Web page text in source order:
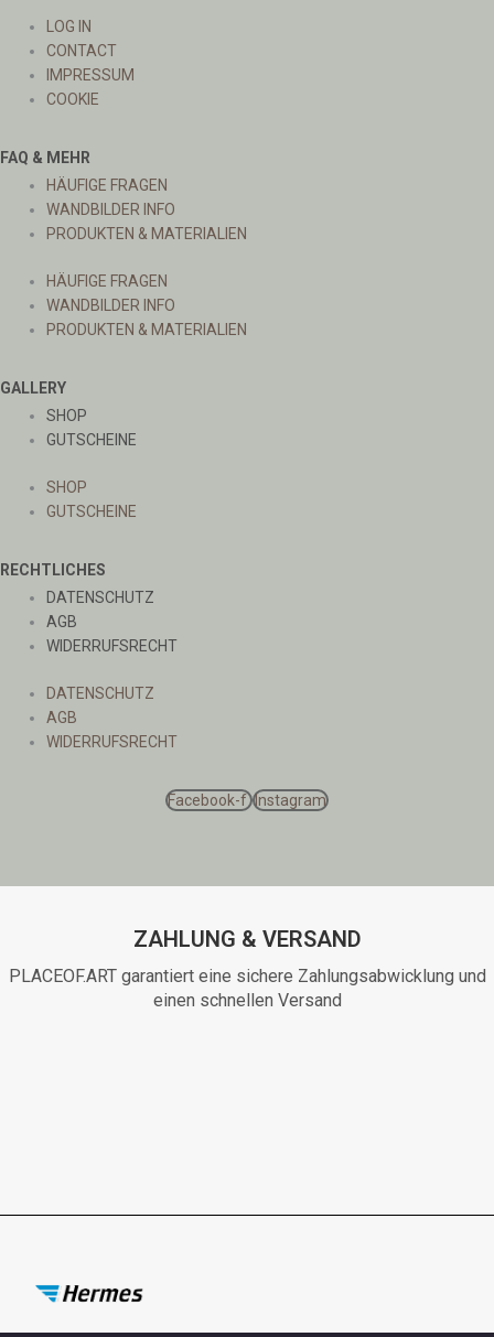
LOG IN
CONTACT
IMPRESSUM
COOKIE
FAQ & MEHR
HÄUFIGE FRAGEN
WANDBILDER INFO
PRODUKTEN & MATERIALIEN
HÄUFIGE FRAGEN
WANDBILDER INFO
PRODUKTEN & MATERIALIEN
GALLERY
SHOP
GUTSCHEINE
SHOP
GUTSCHEINE
RECHTLICHES
DATENSCHUTZ
AGB
WIDERRUFSRECHT
DATENSCHUTZ
AGB
WIDERRUFSRECHT
Facebook-f Instagram
ZAHLUNG & VERSAND
PLACEOF.ART garantiert eine sichere Zahlungsabwicklung und
einen schnellen Versand